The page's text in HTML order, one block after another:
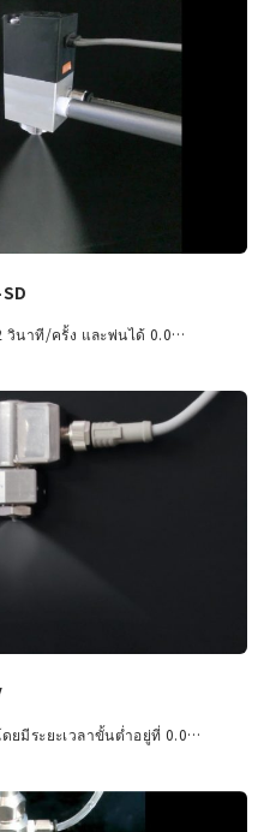
วินาที/ครั้ง และพ่นได้ 0.0…
มีระยะเวลาขั้นต่ำอยู่ที่ 0.0…